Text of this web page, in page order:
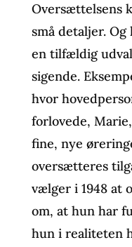
Oversættelsens
små detaljer.
en tilfældig
sigende.
hvor
forlovede,
fine, nye
oversætteres
vælger i 1948 at
om, at hun har
hun i realiteten